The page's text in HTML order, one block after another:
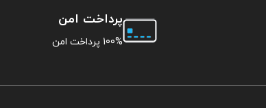
پرداخت امن
100% پرداخت امن